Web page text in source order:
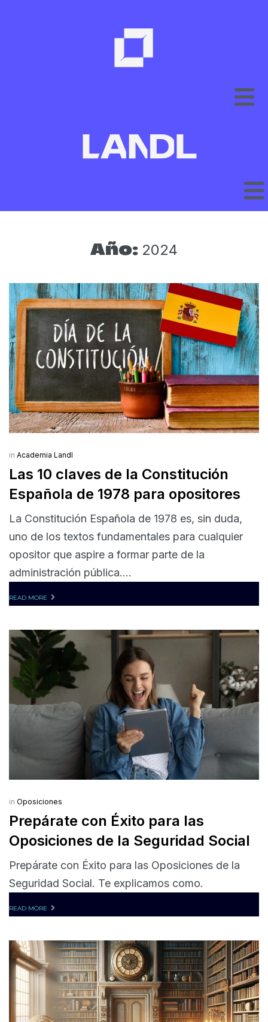
Año: 2024
in Academia Landl
Las 10 claves de la Constitución
Española de 1978 para opositores
La Constitución Española de 1978 es, sin duda,
uno de los textos fundamentales para cualquier
opositor que aspire a formar parte de la
administración pública....
READ MORE
in Oposiciones
Prepárate con Éxito para las
Oposiciones de la Seguridad Social
Prepárate con Éxito para las Oposiciones de la
Seguridad Social. Te explicamos como.
READ MORE